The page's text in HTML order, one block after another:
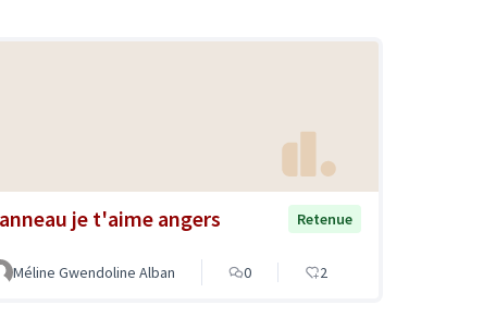
je t'aime angers Retenue
Méline Gwendoline Alban 0 2